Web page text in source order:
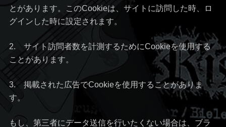
とがあります。このCookieは、サイトに訪問した時、ロ
グインした時に設定されます。
2. サイト訪問者数を計測するためにCookieを使用する
ことがあります。
3. 掲載された広告でCookieを使用することがありま
す。
もし、第三者にデータ送信を行いたくない場合は、ブラ